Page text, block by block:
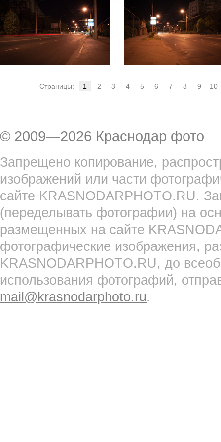
Страницы: 1 2 3 4 5 6 7 8 9 10
© 2009—2026 Краснодар фото
Запрещено копирование,
изображений или части
сайте KRASNODARPHOTO.RU.
(переделывать фотографии) на
размещенных на сайте
фотографические изображения,
KRASNODARPHOTO.RU, до
использования фотографий,
mail@krasnodarphoto.ru.